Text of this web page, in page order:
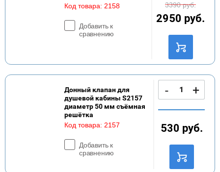
Код товара: 2158
Добавить к
сравнению
3390руб.
2950 руб.
Код товара: 2157
Добавить к
сравнению
Донный клапан для
душевой кабины S2157
диаметр 50 мм съёмная
решётка
- +
530 руб.